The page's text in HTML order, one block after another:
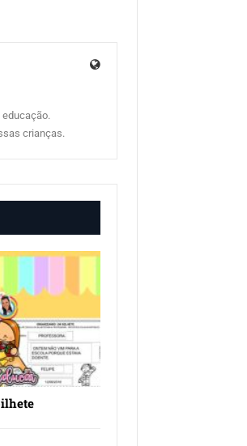
educação.
crianças.